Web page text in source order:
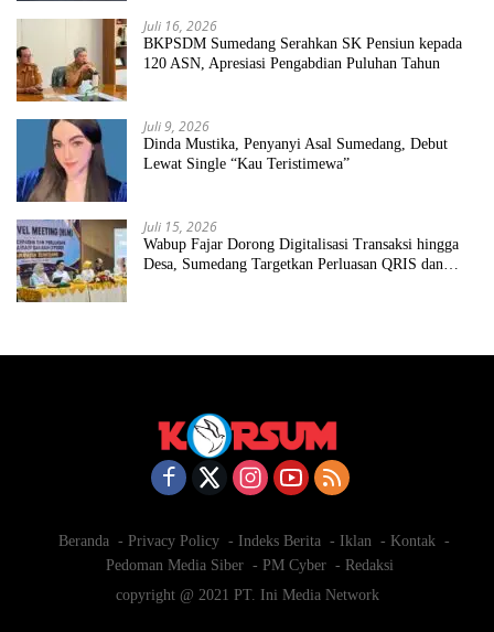
Juli 16, 2026
BKPSDM Sumedang Serahkan SK Pensiun kepada
120 ASN, Apresiasi Pengabdian Puluhan Tahun
Juli 9, 2026
Dinda Mustika, Penyanyi Asal Sumedang, Debut
Lewat Single “Kau Teristimewa”
Juli 15, 2026
Wabup Fajar Dorong Digitalisasi Transaksi hingga
Desa, Sumedang Targetkan Perluasan QRIS dan
Beranda Privacy Policy Indeks Berita Iklan
Kontak
Pedoman Media Siber
PM Cyber
Redaksi
copyright @ 2021 PT. Ini Media Network